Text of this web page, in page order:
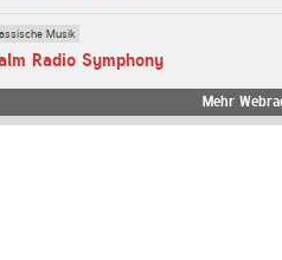
Musik
Radio Symphony
Mehr